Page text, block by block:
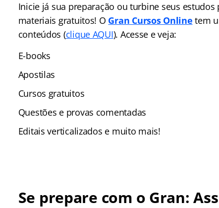
Inicie já sua preparação ou turbine seus
materiais gratuitos! O Gran Cursos Online tem
conteúdos (clique AQUI). Acesse e veja:
E-books
Apostilas
Cursos gratuitos
Questões e provas comentadas
Editais verticalizados e muito mais!
Se prepare com o Gran: